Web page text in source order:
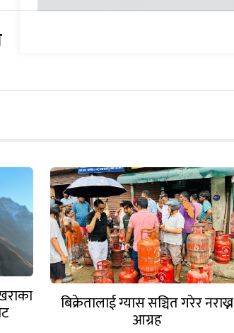
बिक्रेतालाई ग्यास सञ्चित गरेर नराख्न
आग्रह